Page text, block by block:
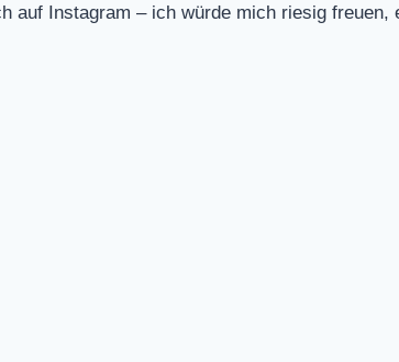
auf Instagram – ich würde mich riesig freuen,